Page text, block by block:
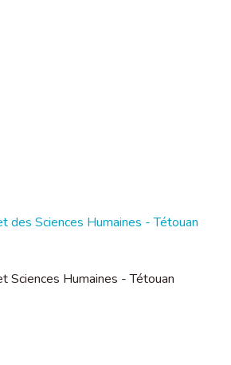
des Sciences Humaines - Tétouan
Sciences Humaines - Tétouan